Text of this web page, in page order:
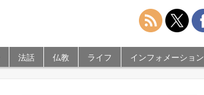
法話 仏教 ライフ インフォメーション